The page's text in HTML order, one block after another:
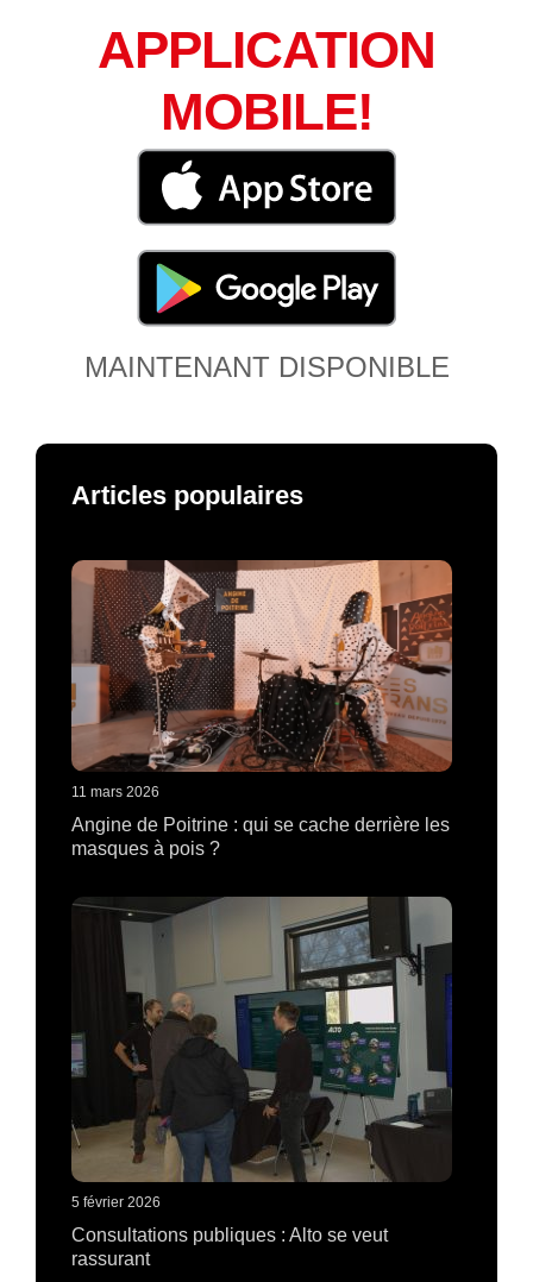
APPLICATION
MOBILE!
MAINTENANT DISPONIBLE
Articles populaires
11 mars 2026
Angine de Poitrine : qui se cache derrière les
masques à pois ?
5 février 2026
Consultations publiques : Alto se veut
rassurant